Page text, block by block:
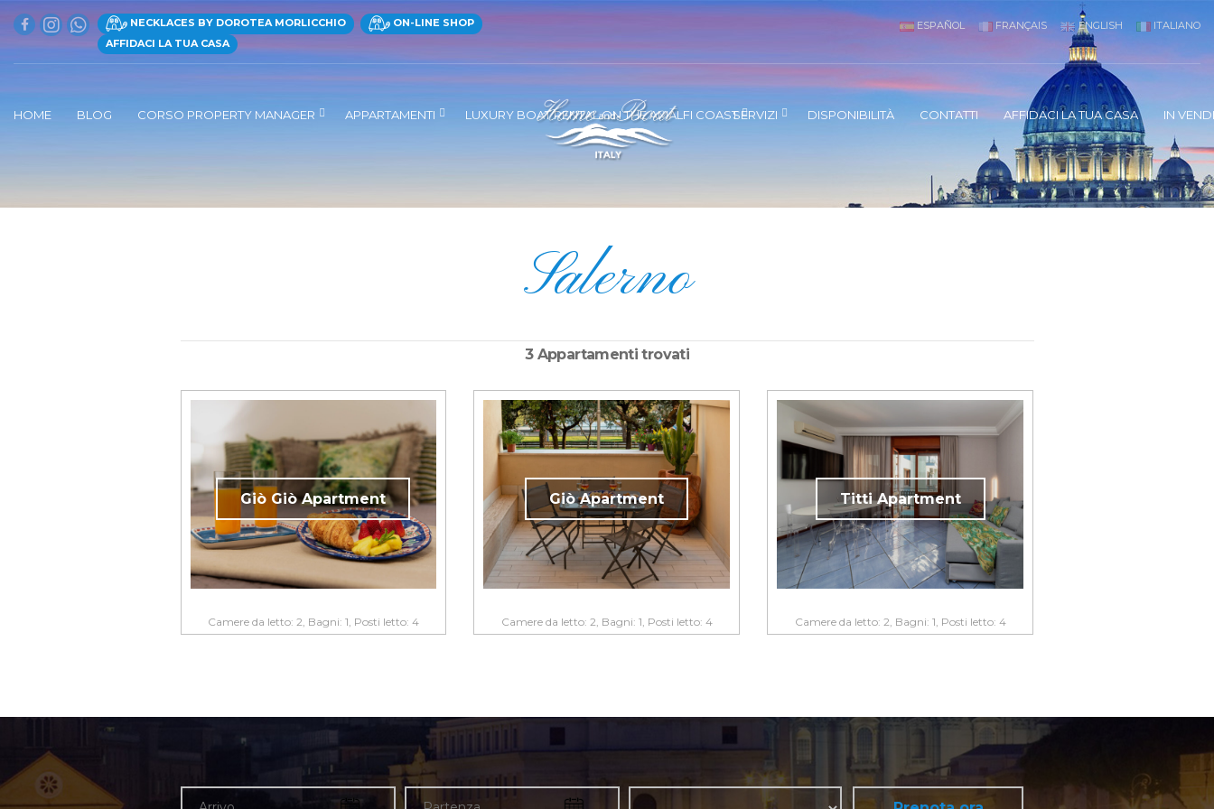
NECKLACES BY DOROTEA MORLICCHIO
ON-LINE SHOP
AFFIDACI LA TUA CASA
ITALIANO
ENGLISH
FRANÇAIS
ESPAÑOL
HOME BLOG CORSO PROPERTY MANAGER APPARTAMENTI LUXURY BOAT RENTAL ON THE AMALFI COASTSERVIZI DISPONIBILITÀ CONTATTI AFFIDACI LA TUA CASA IN
Salerno
3 Appartamenti trovati
Giò Giò Apartment
Camere da letto: 2, Bagni: 1, Posti letto: 4
Giò Apartment
Camere da letto: 2, Bagni: 1, Posti letto: 4
Titti Apartment
Camere da letto: 2, Bagni: 1, Posti letto: 4